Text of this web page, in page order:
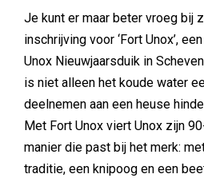
Je kunt er maar beter vroeg bij
inschrijving voor ‘Fort Unox’,
Unox Nieuwjaarsduik in
is niet alleen het koude water
deelnemen aan een heuse
Met Fort Unox viert Unox zijn
manier die past bij het merk:
traditie, een knipoog en een